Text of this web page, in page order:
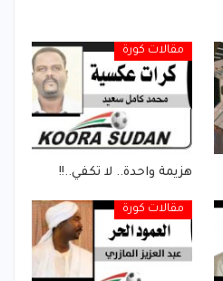
مقالات كورة
هزيمة واحدة.. لا تكفي..!!
مقالات كورة